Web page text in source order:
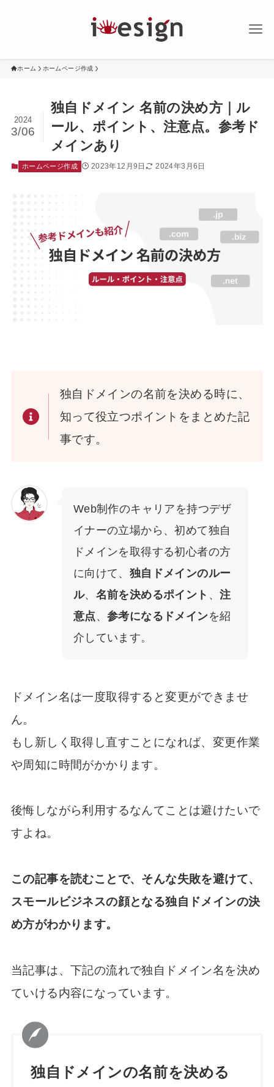
ホーム ホームページ作成
独自ドメイン 名前の決め方｜ル
ール、ポイント、注意点。参考ド
メインあり
2024
3/06
ホームページ作成 2023年12月9日 2024年3月6日
独自ドメインの名前を決める時に、
知って役立つポイントをまとめた記
事です。
Web制作のキャリアを持つデザ
イナーの立場から、初めて独自
ドメインを取得する初心者の方
に向けて、 独自ドメインのルー
ル、 名前を決めるポイント 、注
意点 、 参考になるドメイン を紹
介しています。
ドメイン名は一度取得すると変更ができませ
ん。
もし新しく取得し直すことになれば、変更作業
や周知に時間がかかります。
後悔しながら利用するなんてことは避けたいで
すよね。
この記事を読むことで、そんな失敗を避けて、
スモールビジネスの顔となる独自ドメインの決
め方がわかります。
当記事は、下記の流れで独自ドメイン名を決め
ていける内容になっています。
独自ドメインの名前を決める